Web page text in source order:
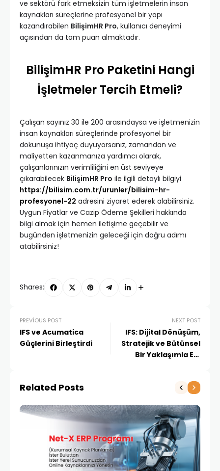
ve sektörü fark etmeksizin tüm işletmelerin insan
kaynakları süreçlerine profesyonel bir yapı
kazandırabilen BilişimHR Pro, kullanıcı deneyimi
açısından da tam puan almaktadır.
BilişimHR Pro Paketini Hangi
İşletmeler Tercih Etmeli?
Çalışan sayınız 30 ile 200 arasındaysa ve işletmenizin
insan kaynakları süreçlerinde profesyonel bir
dokunuşa ihtiyaç duyuyorsanız, zamandan ve
maliyetten kazanmanıza yardımcı olarak,
çalışanlarınızın verimliliğini en üst seviyeye
çıkarabilecek BilişimHR Pro ile ilgili detaylı bilgiyi
https://bilisim.com.tr/urunler/bilisim-hr-
profesyonel-22 adresini ziyaret ederek alabilirsiniz.
Uygun Fiyatlar ve Cazip Ödeme Şekilleri hakkında
bilgi almak için hemen iletişime geçebilir ve
bugünden işletmenizin geleceği için doğru adımı
atabilirsiniz!
Shares:
PREVIOUS POST
IFS ve Acumatica
Güçlerini Birleştirdi
NEXT POST
IFS: Dijital Dönüşüm,
Stratejik ve Bütünsel
Bir Yaklaşımla Ele
Related Posts